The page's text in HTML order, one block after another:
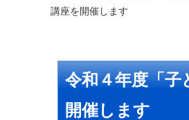
安全安心
住まい・土地
環境問題・廃棄物対策・リサ
イクル
講座を開催します
令和４年度「子
開催します